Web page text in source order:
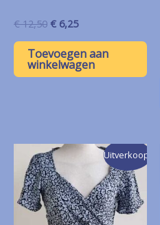
€12,50 Oorspronkelijke
was:
€ 12,50.
€ 6,25Huidige
is:
€ 6,25.
Toevoegen aan
winkelwagen
Uitverkoop!